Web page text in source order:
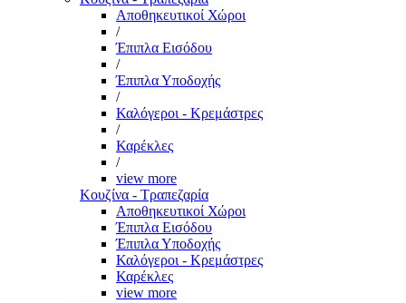
Αποθηκευτικοί Χώροι
/
Έπιπλα Εισόδου
/
Έπιπλα Υποδοχής
/
Καλόγεροι - Κρεμάστρες
/
Καρέκλες
/
view more
Κουζίνα - Τραπεζαρία
Αποθηκευτικοί Χώροι
Έπιπλα Εισόδου
Έπιπλα Υποδοχής
Καλόγεροι - Κρεμάστρες
Καρέκλες
view more